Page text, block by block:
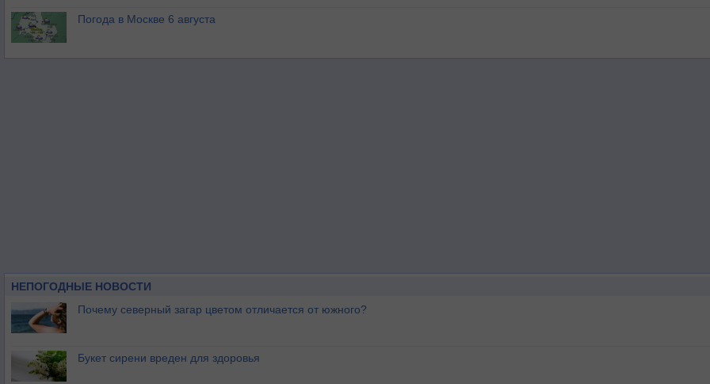
Погода в Москве 6 августа
НЕПОГОДНЫЕ НОВОСТИ
Почему северный загар цветом отличается от южного?
Букет сирени вреден для здоровья